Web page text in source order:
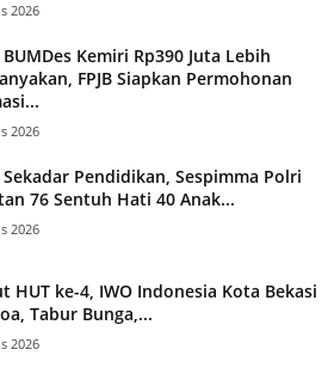
2026
Kemiri Rp390 Juta Lebih
FPJB Siapkan Permohonan
2026
Pendidikan, Sespimma Polri
76 Sentuh Hati 40 Anak...
2026
HUT ke-4, IWO Indonesia Kota Bekasi
Tabur Bunga,...
2026